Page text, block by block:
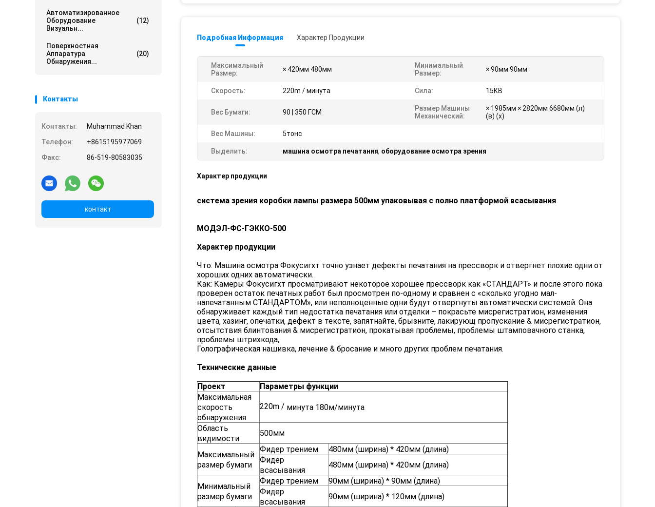
Автоматизированное
Оборудование
Визуальн...
(12)
Поверхностная
Аппаратура
Обнаружения...
(20)
Контакты
Контакты:
Muhammad Khan
Телефон:
+8615195977069
Факс:
86-519-80583035
контакт
Подробная Информация Характер Продукции
Максимальный
Размер:
× 420мм 480мм
Минимальный
Размер:
× 90мм 90мм
Скорость: 220m / минута Сила: 15КВ
Вес Бумаги: 90 | 350 ГСМ
Размер Машины
Механический:
× 1985мм × 2820мм 6680мм (л)
(в) (х)
Вес Машины: 5тонс
Выделить: машина осмотра печатания, оборудование осмотра зрения
Характер продукции
система зрения коробки лампы размера 500мм упаковывая с полно платформой всасывания
МОДЭЛ-ФС-ГЭККО-500
Характер продукции
Что: Машина осмотра Фокусигхт точно узнает дефекты печатания на прессворк и отвергнет плохие одни от
хороших одних автоматически.
Как: Камеры Фокусигхт просматривают некоторое хорошее прессворк как «СТАНДАРТ» и после этого пока
проверен остаток печатных работ был просмотрен по-одному и сравнен с «сколько угодно мал-
напечатанным СТАНДАРТОМ», или неполноценные одни будут отвергнуты автоматически системой. Она
обнаруживает каждый тип недостатка печатания или отделки – покрасьте мисрегистратион, изменения
цвета, хазинг, опечатки, дефект в тексте, запятнайте, брызните, лакирующ пропускание & мисрегистратион,
отсытствия блинтования & мисрегистратион, прокатывая проблемы, проблемы штамповачного станка,
проблемы штрихкода,
Голографическая нашивка, лечение & бросание и много других проблем печатания.
Технические данные
Проект
Параметры функции
Максимальная
скорость
обнаружения
220m / минута 180м/минута
Область
видимости
500мм
Максимальный
размер бумаги
Фидер трением
480мм (ширина) * 420мм (длина)
Фидер
всасывания
480мм (ширина) * 420мм (длина)
Минимальный
размер бумаги
Фидер трением
90мм (ширина) * 90мм (длина)
Фидер
всасывания
90мм (ширина) * 120мм (длина)